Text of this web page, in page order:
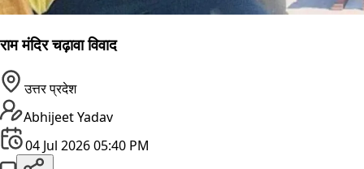
राम मंदिर चढ़ावा विवाद
उत्तर प्रदेश
Abhijeet Yadav
04 Jul 2026 05:40 PM